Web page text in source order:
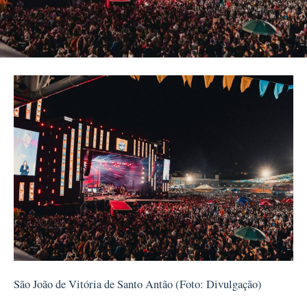
São João de Vitória de Santo Antão (Foto: Divulgação)